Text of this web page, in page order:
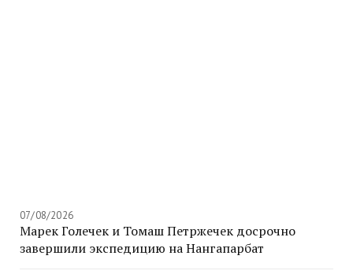
07/08/2026
Марек Голечек и Томаш Петржечек досрочно
завершили экспедицию на Нангапарбат